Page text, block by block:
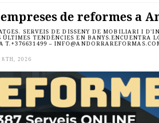
empreses de reformes a
SERVEIS DE DISSENY DE MOBILIARI I
TENDÈNCIES EN BANYS.ENCUENTRA
T.+376631499 –
8TH, 2026